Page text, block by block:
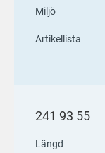
Miljö
Artikellista
241 93 55
Längd